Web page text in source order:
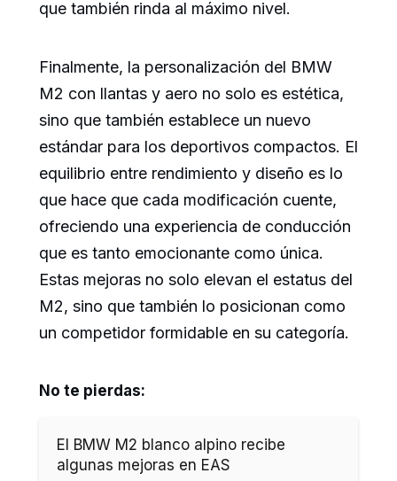
que también rinda al máximo nivel.
Finalmente, la personalización del BMW
M2 con llantas y aero no solo es estética,
sino que también establece un nuevo
estándar para los deportivos compactos. El
equilibrio entre rendimiento y diseño es lo
que hace que cada modificación cuente,
ofreciendo una experiencia de conducción
que es tanto emocionante como única.
Estas mejoras no solo elevan el estatus del
M2, sino que también lo posicionan como
un competidor formidable en su categoría.
No te pierdas:
El BMW M2 blanco alpino recibe
algunas mejoras en EAS